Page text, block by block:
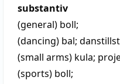
substantiv
(general) boll;
(dancing) bal;
(small arms) kula;
(sports) boll;